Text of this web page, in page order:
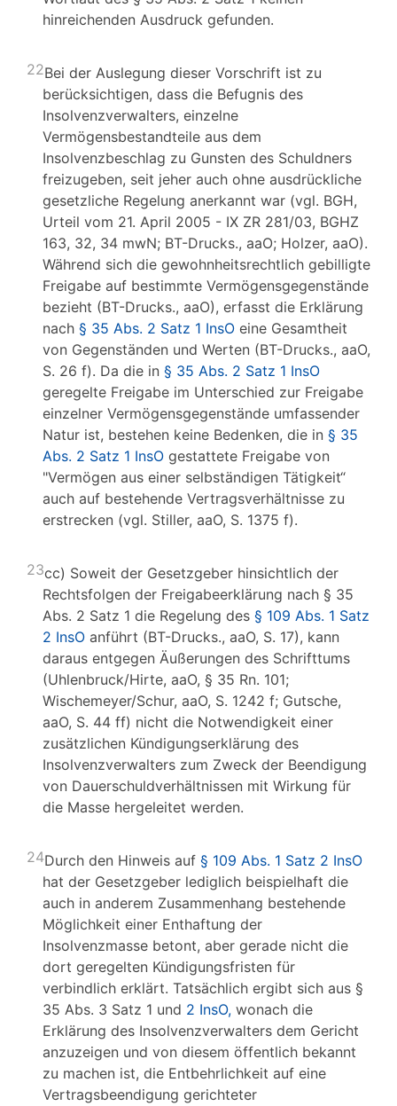
hinreichenden Ausdruck gefunden.
22Bei der Auslegung dieser Vorschrift ist zu
berücksichtigen, dass die Befugnis des
Insolvenzverwalters, einzelne
Vermögensbestandteile aus dem
Insolvenzbeschlag zu Gunsten des Schuldners
freizugeben, seit jeher auch ohne ausdrückliche
gesetzliche Regelung anerkannt war (vgl. BGH,
Urteil vom 21. April 2005 - IX ZR 281/03, BGHZ
163, 32, 34 mwN; BT-Drucks., aaO; Holzer, aaO).
Während sich die gewohnheitsrechtlich gebilligte
Freigabe auf bestimmte Vermögensgegenstände
bezieht (BT-Drucks., aaO), erfasst die Erklärung
nach § 35 Abs. 2 Satz 1 InsO eine Gesamtheit
von Gegenständen und Werten (BT-Drucks., aaO,
S. 26 f). Da die in § 35 Abs. 2 Satz 1 InsO
geregelte Freigabe im Unterschied zur Freigabe
einzelner Vermögensgegenstände umfassender
Natur ist, bestehen keine Bedenken, die in § 35
Abs. 2 Satz 1 InsO gestattete Freigabe von
"Vermögen aus einer selbständigen Tätigkeit“
auch auf bestehende Vertragsverhältnisse zu
erstrecken (vgl. Stiller, aaO, S. 1375 f).
23cc) Soweit der Gesetzgeber hinsichtlich der
Rechtsfolgen der Freigabeerklärung nach § 35
Abs. 2 Satz 1 die Regelung des § 109 Abs. 1 Satz
2 InsO anführt (BT-Drucks., aaO, S. 17), kann
daraus entgegen Äußerungen des Schrifttums
(Uhlenbruck/Hirte, aaO, § 35 Rn. 101;
Wischemeyer/Schur, aaO, S. 1242 f; Gutsche,
aaO, S. 44 ff) nicht die Notwendigkeit einer
zusätzlichen Kündigungserklärung des
Insolvenzverwalters zum Zweck der Beendigung
von Dauerschuldverhältnissen mit Wirkung für
die Masse hergeleitet werden.
24Durch den Hinweis auf § 109 Abs. 1 Satz 2 InsO
hat der Gesetzgeber lediglich beispielhaft die
auch in anderem Zusammenhang bestehende
Möglichkeit einer Enthaftung der
Insolvenzmasse betont, aber gerade nicht die
dort geregelten Kündigungsfristen für
verbindlich erklärt. Tatsächlich ergibt sich aus §
35 Abs. 3 Satz 1 und 2 InsO, wonach die
Erklärung des Insolvenzverwalters dem Gericht
anzuzeigen und von diesem öffentlich bekannt
zu machen ist, die Entbehrlichkeit auf eine
Vertragsbeendigung gerichteter